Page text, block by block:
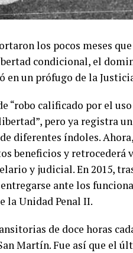
los pocos meses
condicional, el
un prófugo de la
“robo calificado por el
pero ya registra
diferentes índoles.
beneficios y retrocederá
y judicial. En 2015,
ante los
la Unidad Penal II.
de doce horas
Martín. Fue así que el